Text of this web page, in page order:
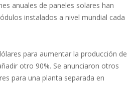
anuales de paneles solares han
instalados a nivel mundial cada
para aumentar la producción de
otro 90%. Se anunciaron otros
para una planta separada en